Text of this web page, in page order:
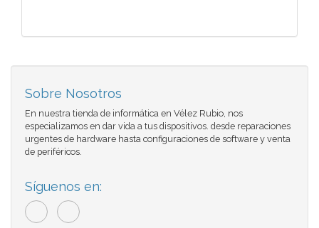
Sobre Nosotros
En nuestra tienda de informática en Vélez Rubio, nos
especializamos en dar vida a tus dispositivos. desde reparaciones
urgentes de hardware hasta configuraciones de software y venta
de periféricos.
Síguenos en: